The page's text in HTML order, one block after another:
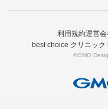
利用規約運営会
best choice クリニック
©GMO